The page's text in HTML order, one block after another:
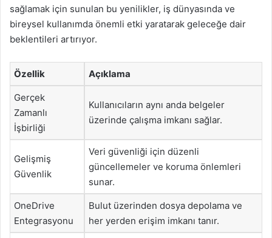
sağlamak için sunulan bu yenilikler, iş dünyasında ve
bireysel kullanımda önemli etki yaratarak geleceğe dair
beklentileri artırıyor.
Özellik Açıklama
Gerçek
Zamanlı
İşbirliği
Kullanıcıların aynı anda belgeler
üzerinde çalışma imkanı sağlar.
Gelişmiş
Güvenlik
Veri güvenliği için düzenli
güncellemeler ve koruma önlemleri
sunar.
OneDrive
Entegrasyonu
Bulut üzerinden dosya depolama ve
her yerden erişim imkanı tanır.